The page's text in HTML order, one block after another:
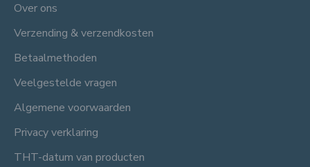
Over ons
Verzending & verzendkosten
Betaalmethoden
Veelgestelde vragen
Algemene voorwaarden
Privacy verklaring
THT-datum van producten